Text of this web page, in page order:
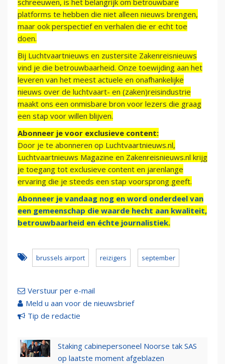
schreeuwen, is het belangrijk om betrouwbare
platforms te hebben die niet alleen nieuws brengen,
maar ook perspectief en verhalen die er echt toe
doen.
Bij Luchtvaartnieuws en zustersite Zakenreisnieuws
vind je die betrouwbaarheid. Onze toewijding aan het
leveren van het meest actuele en onafhankelijke
nieuws over de luchtvaart- en (zaken)reisindustrie
maakt ons een onmisbare bron voor lezers die graag
een stap voor willen blijven.
Abonneer je voor exclusieve content:
Door je te abonneren op Luchtvaartnieuws.nl,
Luchtvaartnieuws Magazine en Zakenreisnieuws.nl krijg
je toegang tot exclusieve content en jarenlange
ervaring die je steeds een stap voorsprong geeft.
Abonneer je vandaag nog en word onderdeel van
een gemeenschap die waarde hecht aan kwaliteit,
betrouwbaarheid en échte journalistiek.
brussels airport reizigers september
Verstuur per e-mail
Meld u aan voor de nieuwsbrief
Tip de redactie
Staking cabinepersoneel Noorse tak SAS
op laatste moment afgeblazen